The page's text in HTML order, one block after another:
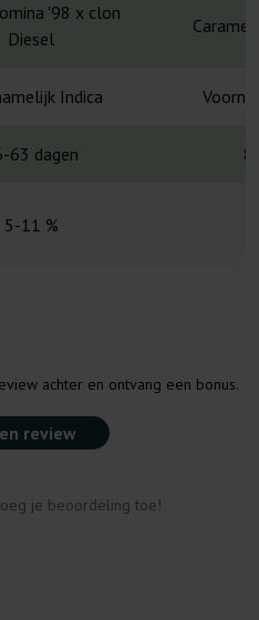
'98 x clon
Diesel
Indica
63 dagen 8
5-11 %
achter en ontvang een bonus.
review
je beoordeling toe!